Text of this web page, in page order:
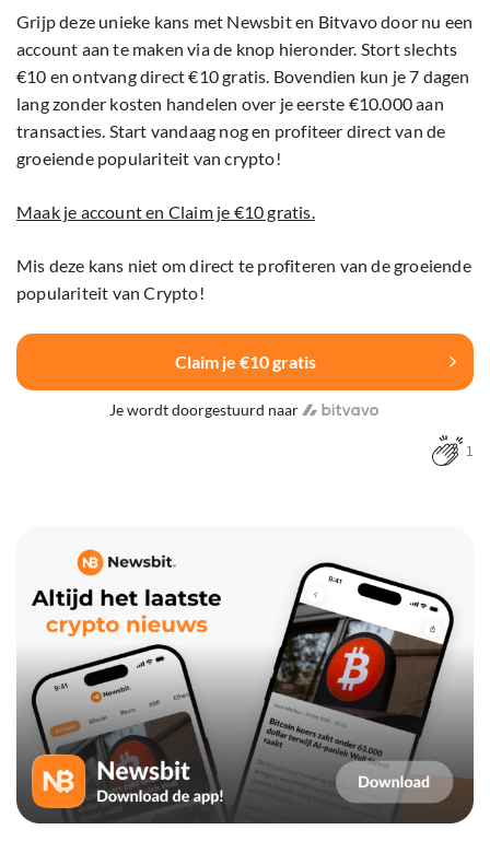
Grijp deze unieke kans met Newsbit en Bitvavo door nu een
account aan te maken via de knop hieronder. Stort slechts
€10 en ontvang direct €10 gratis. Bovendien kun je 7 dagen
lang zonder kosten handelen over je eerste €10.000 aan
transacties. Start vandaag nog en profiteer direct van de
groeiende populariteit van crypto!
Maak je account en Claim je €10 gratis.
Mis deze kans niet om direct te profiteren van de groeiende
populariteit van Crypto!
Claim je €10 gratis
Je wordt doorgestuurd naar
1